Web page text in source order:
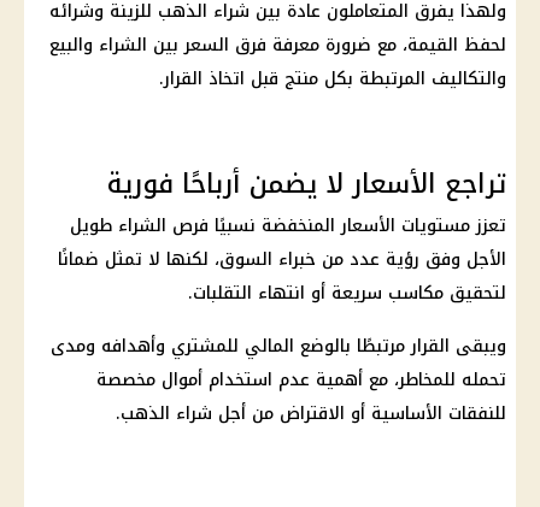
ولهذا يفرق المتعاملون عادة بين شراء الذهب للزينة وشرائه
لحفظ القيمة، مع ضرورة معرفة فرق السعر بين الشراء والبيع
والتكاليف المرتبطة بكل منتج قبل اتخاذ القرار.
تراجع الأسعار لا يضمن أرباحًا فورية
تعزز مستويات الأسعار المنخفضة نسبيًا فرص الشراء طويل
الأجل وفق رؤية عدد من خبراء السوق، لكنها لا تمثل ضمانًا
لتحقيق مكاسب سريعة أو انتهاء التقلبات.
ويبقى القرار مرتبطًا بالوضع المالي للمشتري وأهدافه ومدى
تحمله للمخاطر، مع أهمية عدم استخدام أموال مخصصة
للنفقات الأساسية أو الاقتراض من أجل شراء الذهب.